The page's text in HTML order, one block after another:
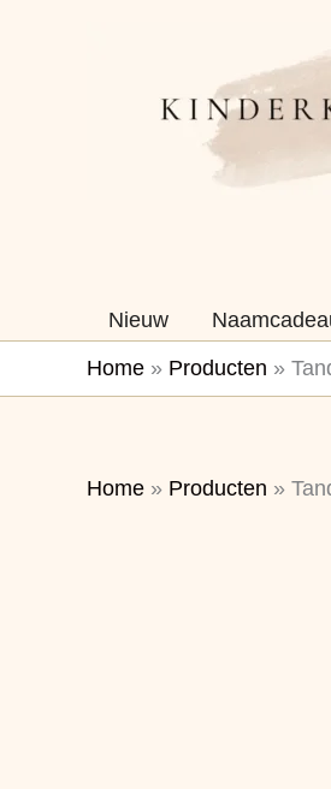
Nieuw
Home » Producten »
Home » Producten »